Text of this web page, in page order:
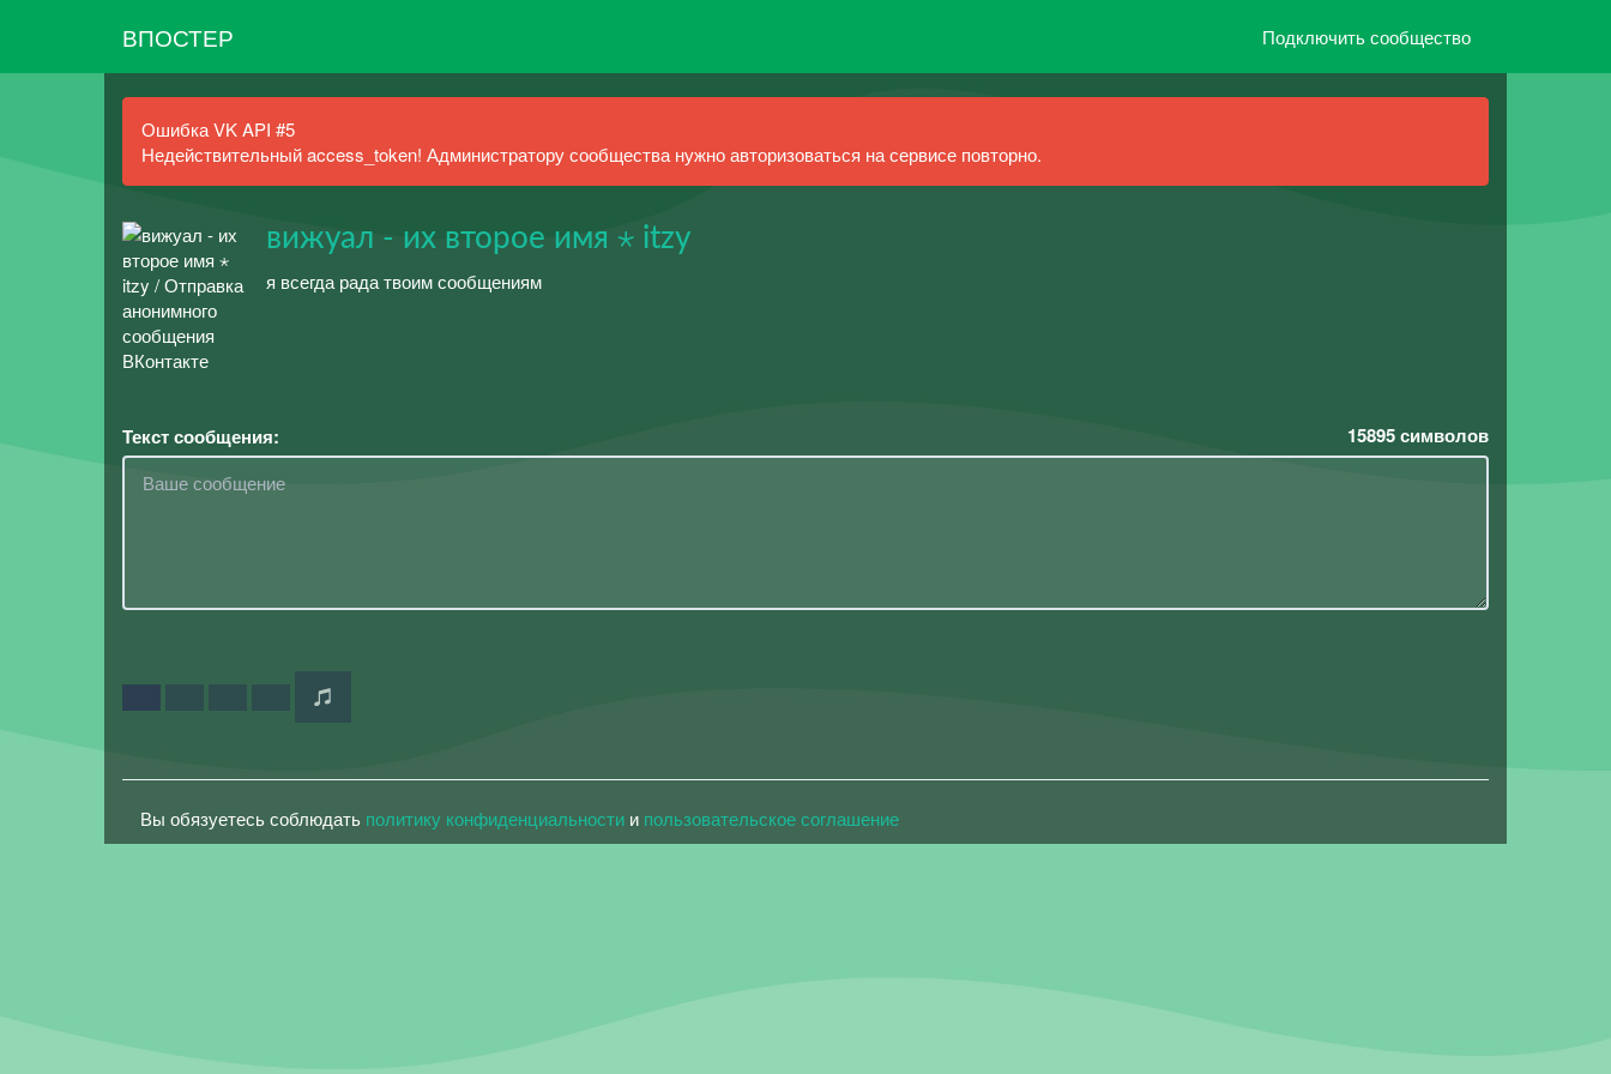
ВПОСТЕР Подключить сообщество
Ошибка VK API #5
Недействительный access_token! Администратору сообщества нужно авторизоваться на сервисе повторно.
вижуал - их второе имя ⋆ itzy
я всегда рада твоим сообщениям
Текст сообщения: 15895символов
Вы обязуетесь соблюдать политику конфиденциальности и пользовательское соглашение